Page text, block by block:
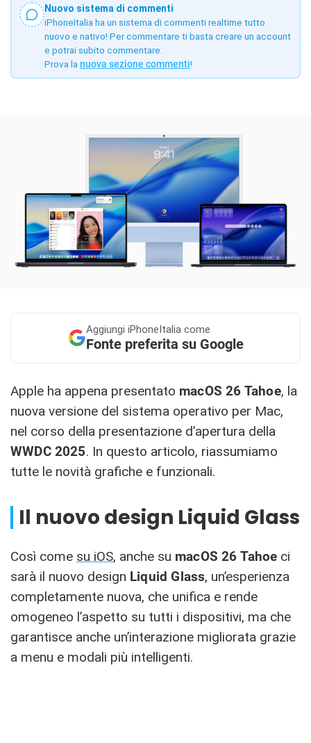
Nuovo sistema di commenti
iPhoneItalia ha un sistema di commenti realtime tutto
nuovo e nativo! Per commentare ti basta creare un account
e potrai subito commentare.
Prova la nuova sezione commenti!
Aggiungi iPhoneItalia come
Fonte preferita su Google
Apple ha appena presentato macOS 26 Tahoe, la
nuova versione del sistema operativo per Mac,
nel corso della presentazione d’apertura della
WWDC 2025. In questo articolo, riassumiamo
tutte le novità grafiche e funzionali.
Il nuovo design Liquid Glass
Così come su iOS, anche su macOS 26 Tahoe ci
sarà il nuovo design Liquid Glass, un’esperienza
completamente nuova, che unifica e rende
omogeneo l’aspetto su tutti i dispositivi, ma che
garantisce anche un’interazione migliorata grazie
a menu e modali più intelligenti.